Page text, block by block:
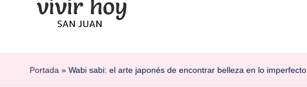
Portada » Wabi sabi: el arte japonés de encontrar belleza en lo imperfecto